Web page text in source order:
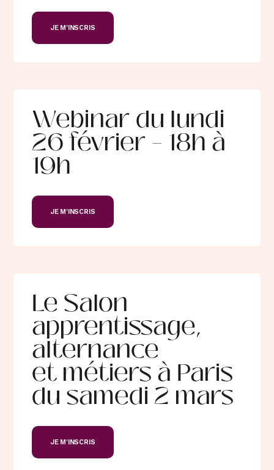
JE M'INSCRIS
Webinar du lundi
26 février – 18h à
19h
JE M'INSCRIS
Le Salon
apprentissage,
alternance
et métiers à Paris
du samedi 2 mars
JE M'INSCRIS